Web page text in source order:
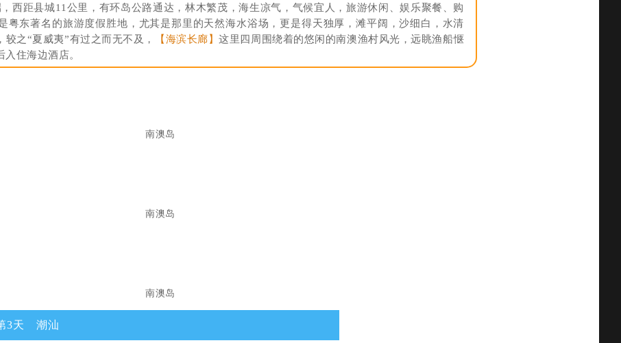
西距县城11公里，有环岛公路通达，林木繁茂，海生凉气，气候宜人，旅游休闲、娱乐聚餐、购
粤东著名的旅游度假胜地，尤其是那里的天然海水浴场，更是得天独厚，滩平阔，沙细白，水清
之“夏威夷”有过之而无不及，
【海滨长廊】这里四周围绕着的悠闲的南澳渔村风光，远眺渔船惬
住海边酒店。
南澳岛
南澳岛
南澳岛
3天 潮汕